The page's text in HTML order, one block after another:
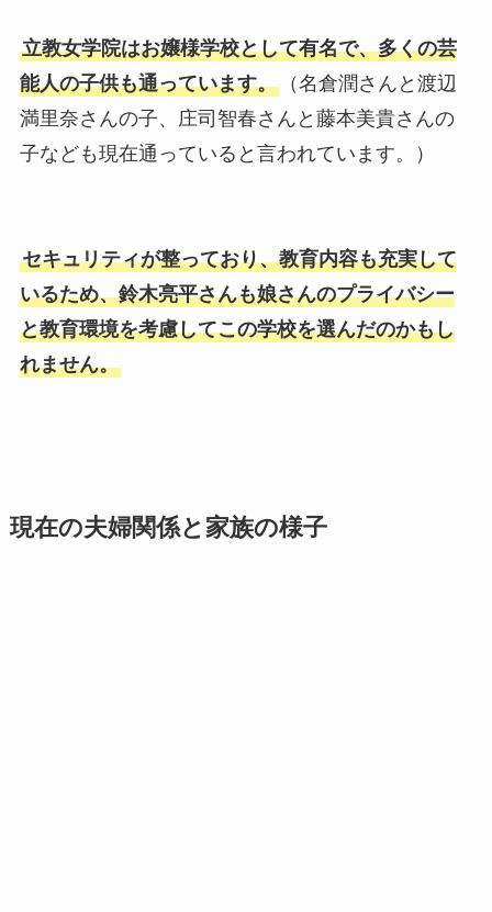
立教女学院はお嬢様学校として有名で、多くの芸
能人の子供も通っています。（名倉潤さんと渡辺
満里奈さんの子、庄司智春さんと藤本美貴さんの
子なども現在通っていると言われています。）
セキュリティが整っており、教育内容も充実して
いるため、鈴木亮平さんも娘さんのプライバシー
と教育環境を考慮してこの学校を選んだのかもし
れません。
現在の夫婦関係と家族の様子